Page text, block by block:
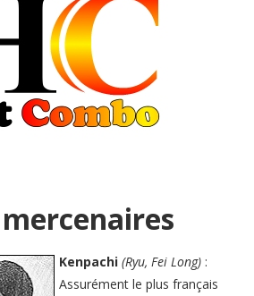
Kenpachi (Ryu, Fei Long) :
Assurément le plus français